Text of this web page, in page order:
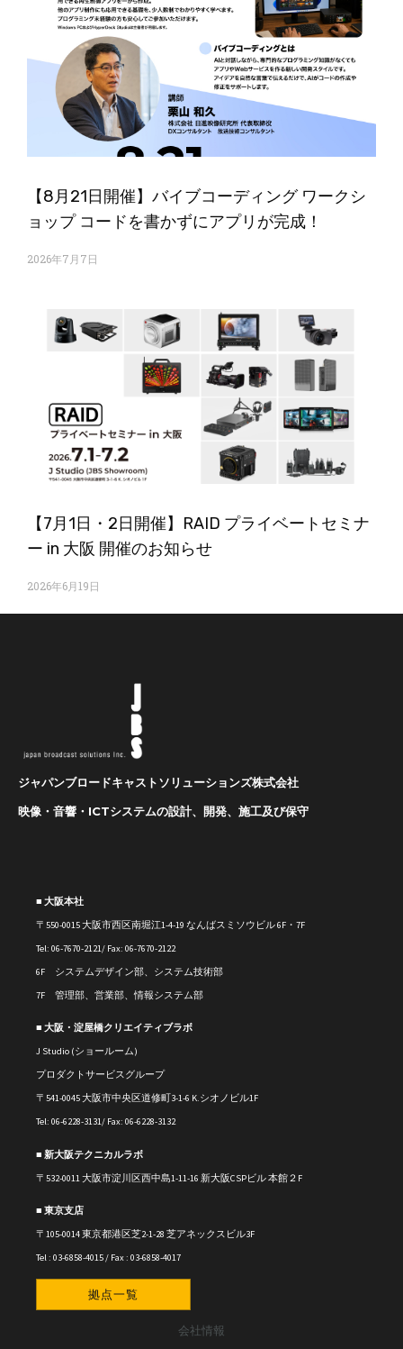
【8月21日開催】バイブコーディング ワークシ
ョップ コードを書かずにアプリが完成！
2026年7月7日
【7月1日・2日開催】RAID プライベートセミナ
ー in 大阪 開催のお知らせ
2026年6月19日
ジャパンブロードキャストソリューションズ株式会社
映像・音響・ICTシステムの設計、開発、施工及び保守
■ 大阪本社
〒550-0015 大阪市西区南堀江1-4-19 なんばスミソウビル 6F・7F
Tel: 06-7670-2121/ Fax: 06-7670-2122
6F システムデザイン部、システム技術部
7F 管理部、営業部、情報システム部
■ 大阪・淀屋橋クリエイティブラボ
J Studio (ショールーム)
プロダクトサービスグループ
〒541-0045 大阪市中央区道修町3-1-6 K.シオノビル1F
Tel: 06-6228-3131/ Fax: 06-6228-3132
■ 新大阪テクニカルラボ
〒 532-0011 大阪市淀川区西中島1-11-16 新大阪CSPビル 本館２F
■ 東京支店
〒105-0014 東京都港区芝2-1-28 芝アネックスビル3F
Tel : 03-6858-4015 / Fax : 03-6858-4017
拠点一覧
会社情報